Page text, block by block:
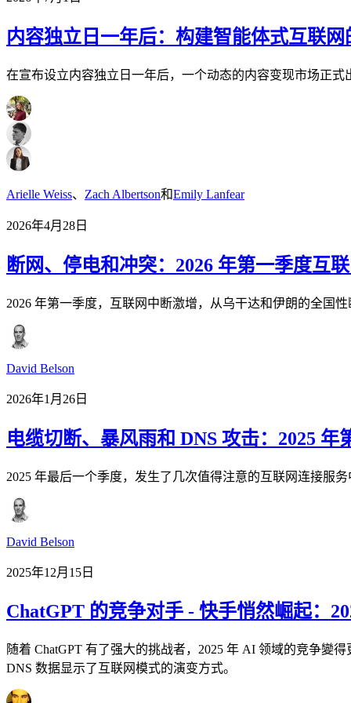
内容独立日一年后：构建智能体式互联网
在宣布设立内容独立日一年后，一个动态的内容变现市场正
Arielle Weiss、 Zach Albertson和Emily Lanfear
2026年4月28日
断网、停电和冲突：2026 年第一季度互
2026 年第一季度，互联网中断激增，从乌干达和伊朗的全国
David Belson
2026年1月26日
电缆切断、暴风雨和 DNS 攻击：2025
2025 年最后一个季度，发生了几次值得注意的互联网连接服
David Belson
2025年12月15日
ChatGPT 的竞争对手 - 快手悄然崛起：
随着 ChatGPT 有了强大的挑战者，2025 年 AI 领域的竞争變
DNS 数据显示了互联网模式的演变方式。